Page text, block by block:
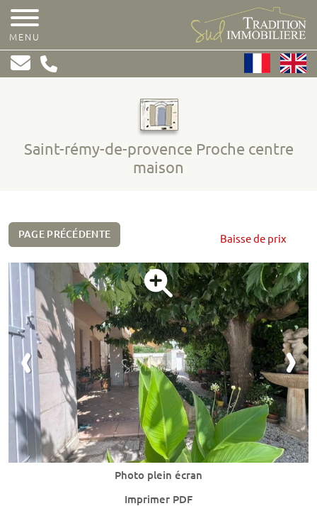
MENU
Saint-rémy-de-provence Proche centre
maison
PAGE PRÉCÉDENTE Baisse de prix
Photo plein écran
Imprimer PDF